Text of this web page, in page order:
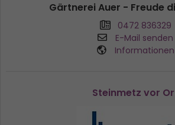
Gärtnerei Auer - Freude
0472 836329
E-Mail senden
Informationen
Steinmetz vor